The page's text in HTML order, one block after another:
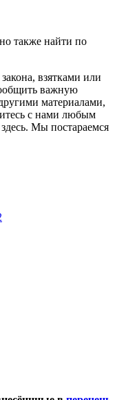
также найти по
взятками или
важную
материалами,
с нами любым
Мы постараемся